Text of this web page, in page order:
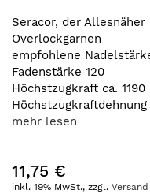
springen
Seracor, der
Overlockgarnen
empfohlene
Fadenstärke 120
Höchstzugkraft ca. 1190
Höchstzugkraftdehnung
mehr lesen
11,75 €
inkl. 19% MwSt., zzgl. Versand